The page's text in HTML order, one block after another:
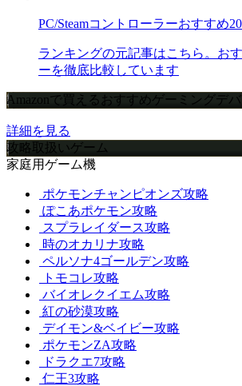
PC/Steamコントローラーおすすめ
ランキングの元記事はこちら。お
ーを徹底比較しています
Amazonで買えるおすすめゲーミングデバ
詳細を見る
攻略取扱いゲーム
家庭用ゲーム機
ポケモンチャンピオンズ攻略
ぽこあポケモン攻略
スプラレイダース攻略
時のオカリナ攻略
ペルソナ4ゴールデン攻略
トモコレ攻略
バイオレクイエム攻略
紅の砂漠攻略
デイモン&ベイビー攻略
ポケモンZA攻略
ドラクエ7攻略
仁王3攻略